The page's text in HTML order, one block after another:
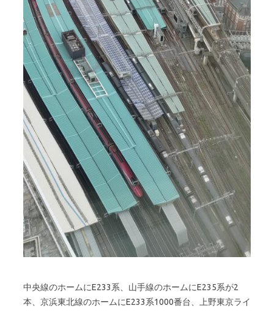
中央線のホームにE233系、山手線のホームにE235系が2
本、京浜東北線のホームにE233系1000番台、上野東京ライ